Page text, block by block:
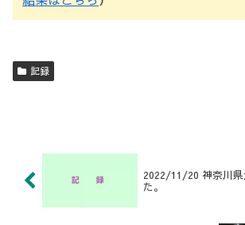
記録
2022/11/20 神奈川県
た。